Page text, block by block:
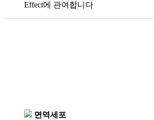
Effect에 관여합니다
면역세포